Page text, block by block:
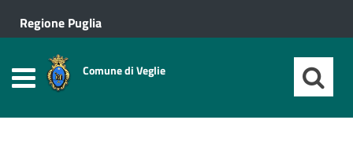
Regione Puglia
Comune di Veglie